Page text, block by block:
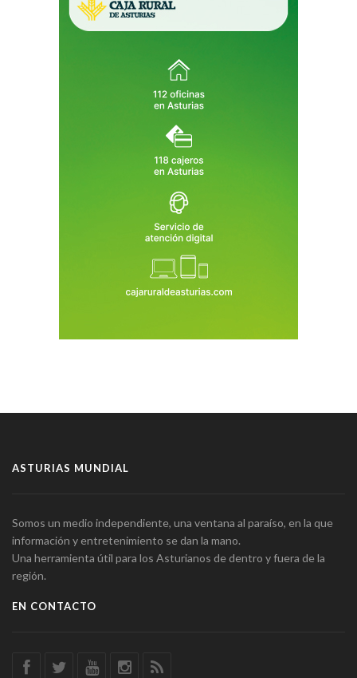
ASTURIAS MUNDIAL
Somos un medio independiente, una ventana al paraíso, en la que
información y entretenimiento se dan la mano.
Una herramienta útil para los Asturianos de dentro y fuera de la
región.
EN CONTACTO